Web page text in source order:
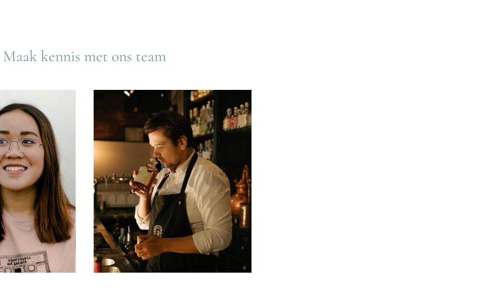
Maak kennis met ons team